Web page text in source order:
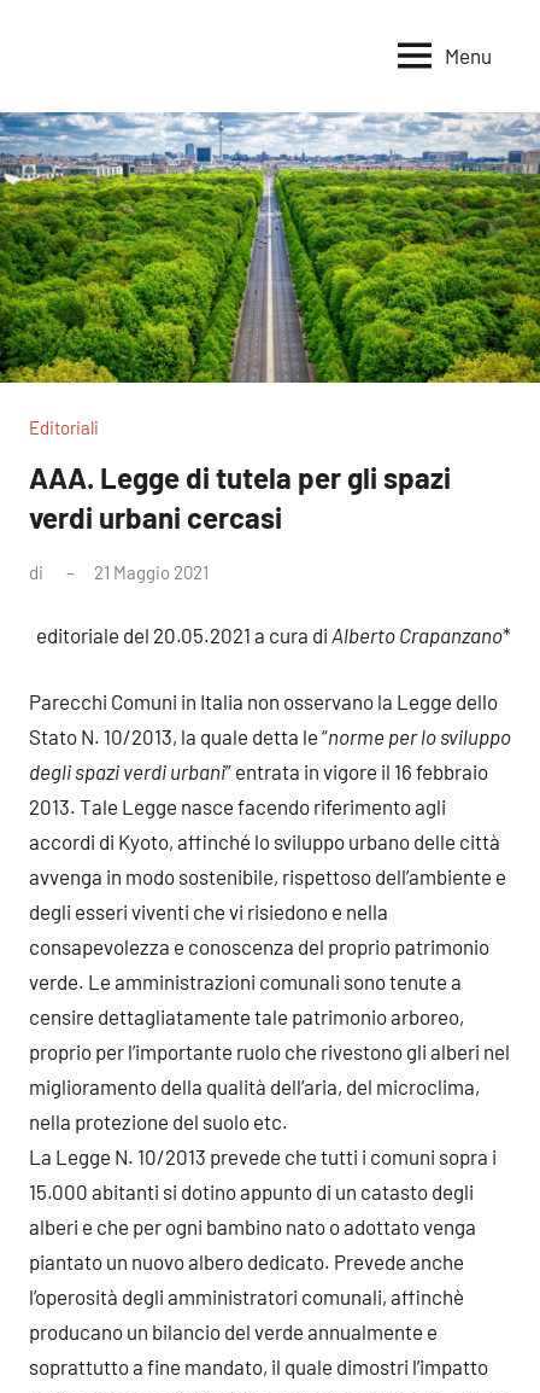
per
la
Terra
per
la
Sovranità
Alimentare
Menu
Editoriali
AAA. Legge di tutela per gli spazi
verdi urbani cercasi
di 21 Maggio 2021
editoriale del 20.05.2021 a cura di Alberto Crapanzano*
Parecchi Comuni in Italia non osservano la Legge dello
Stato N. 10/2013, la quale detta le “norme per lo sviluppo
degli spazi verdi urbani” entrata in vigore il 16 febbraio
2013. Tale Legge nasce facendo riferimento agli
accordi di Kyoto, affinché lo sviluppo urbano delle città
avvenga in modo sostenibile, rispettoso dell’ambiente e
degli esseri viventi che vi risiedono e nella
consapevolezza e conoscenza del proprio patrimonio
verde. Le amministrazioni comunali sono tenute a
censire dettagliatamente tale patrimonio arboreo,
proprio per l’importante ruolo che rivestono gli alberi nel
miglioramento della qualità dell’aria, del microclima,
nella protezione del suolo etc.
La Legge N. 10/2013 prevede che tutti i comuni sopra i
15.000 abitanti si dotino appunto di un catasto degli
alberi e che per ogni bambino nato o adottato venga
piantato un nuovo albero dedicato. Prevede anche
l’operosità degli amministratori comunali, affinchè
producano un bilancio del verde annualmente e
soprattutto a fine mandato, il quale dimostri l’impatto